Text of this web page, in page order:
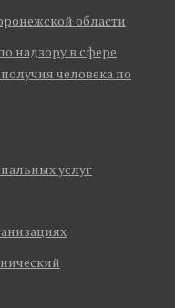
области
надзору в сфере
человека по
услуг